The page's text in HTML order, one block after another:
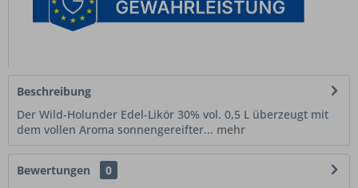
Beschreibung
Der Wild-Holunder Edel-Likör 30% vol. 0,5 L überzeugt mit
dem vollen Aroma sonnengereifter... mehr
Bewertungen
0